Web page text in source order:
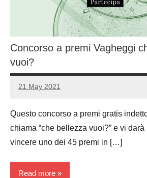
Concorso a premi Vagheggi
vuoi?
21 May 2021
Luca
1
Questo concorso a premi gratis
chiama “che bellezza vuoi?” e vi
vincere uno dei 45 premi in […]
Read more